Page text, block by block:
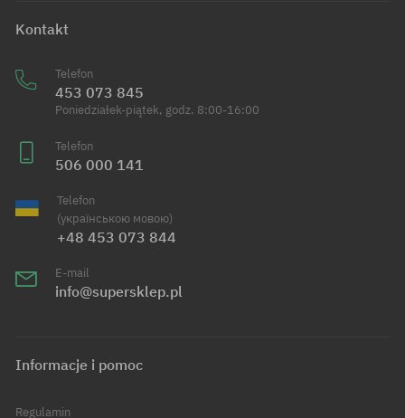
Kontakt
Telefon
453 073 845
Poniedziałek-piątek, godz. 8:00-16:00
Telefon
506 000 141
Telefon
(українською мовою)
+48 453 073 844
E-mail
info@supersklep.pl
Informacje i pomoc
Regulamin